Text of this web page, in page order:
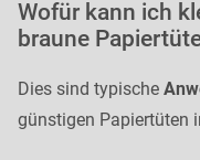
Wofür kann ich
braune
Dies sind typische
günstigen Papiertüten